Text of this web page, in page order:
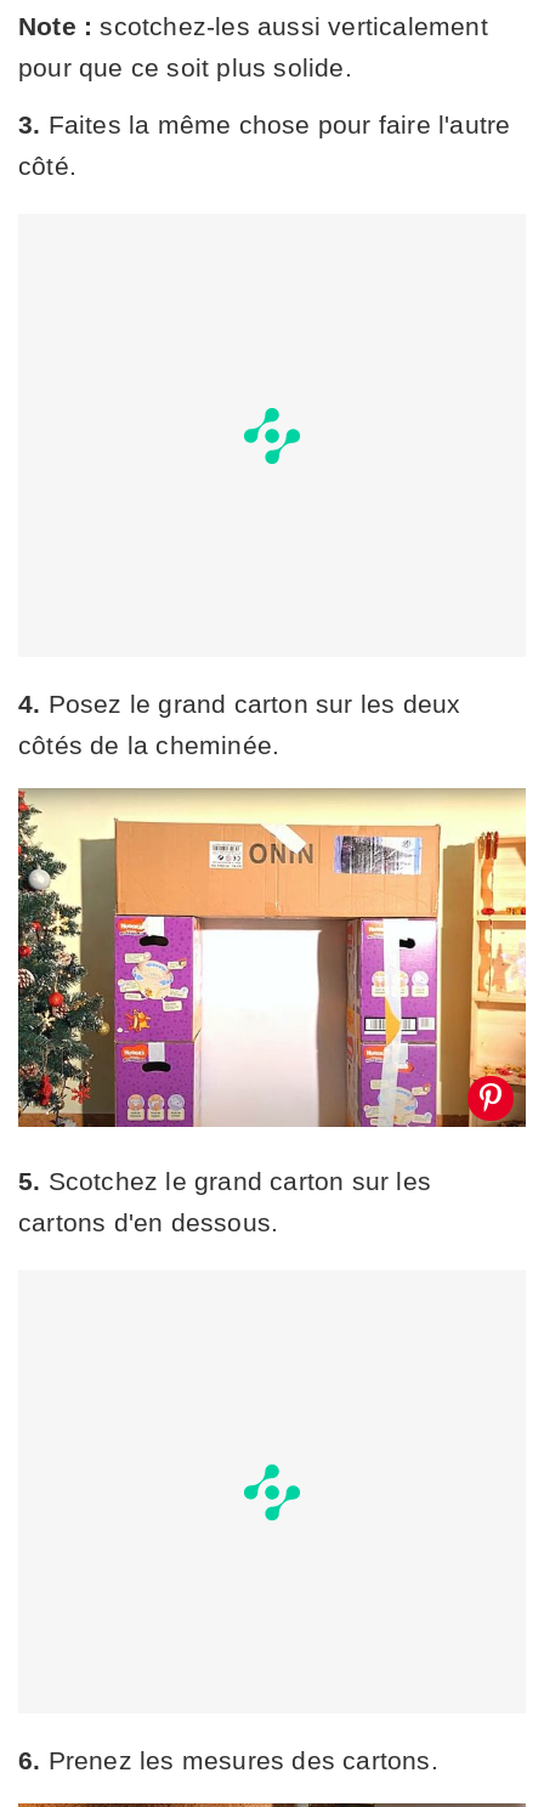
Note : scotchez-les aussi verticalement
pour que ce soit plus solide.
3. Faites la même chose pour faire l'autre
côté.
4. Posez le grand carton sur les deux
côtés de la cheminée.
5. Scotchez le grand carton sur les
cartons d'en dessous.
6. Prenez les mesures des cartons.